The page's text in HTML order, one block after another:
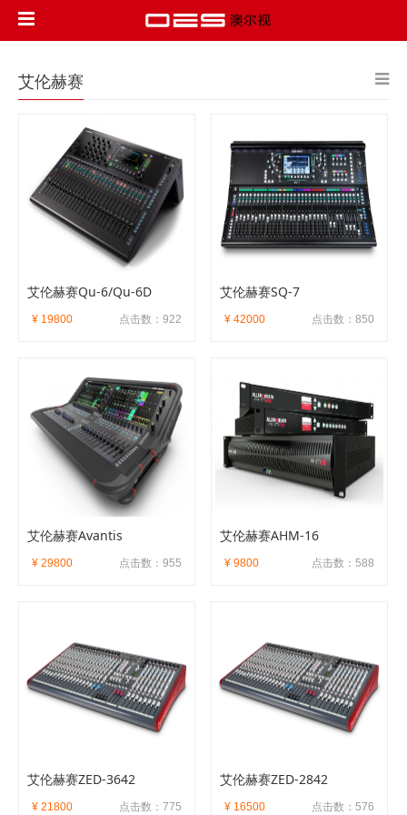
艾伦赫赛
艾伦赫赛Qu-6/Qu-6D
点击数：922
¥ 19800
艾伦赫赛SQ-7
点击数：850
¥ 42000
艾伦赫赛Avantis
点击数：955
¥ 29800
艾伦赫赛AHM-16
点击数：588
¥ 9800
艾伦赫赛ZED-3642
点击数：775
¥ 21800
艾伦赫赛ZED-2842
点击数：576
¥ 16500